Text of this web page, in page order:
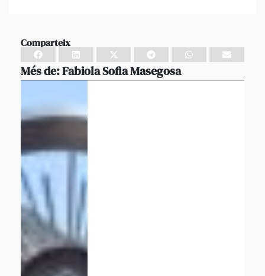
Comparteix
Més de:Fabiola Sofia Masegosa